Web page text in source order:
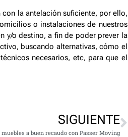
la antelación suficiente, por ello,
o instalaciones de nuestros
y/o destino, a fin de poder prever la
buscando alternativas, cómo el
necesarios, etc, para que el
SIGUIENTE
a buen recaudo con Passer Moving